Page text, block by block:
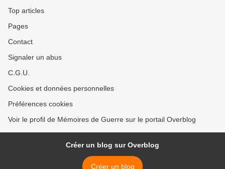
Top articles
Pages
Contact
Signaler un abus
C.G.U.
Cookies et données personnelles
Préférences cookies
Voir le profil de Mémoires de Guerre sur le portail Overblog
Créer un blog sur Overblog
Créer un blog